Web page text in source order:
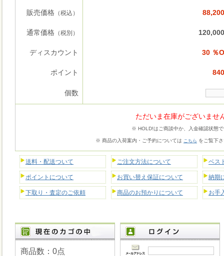
販売価格 （税込）
通常価格 （税別）
ディスカウント 30 ％
ポイント
個数
ただいま在庫がございませ
※ HOLD!はご商談中か、入金確認状態
※ 商品の入荷案内・ご予約については こちら をご覧下
送料・配送ついて ご注文方法について ベス
ポイントについて お買い替え保証について 納期
下取り・査定のご依頼 商品のお預かりについて お手
商品数：0点